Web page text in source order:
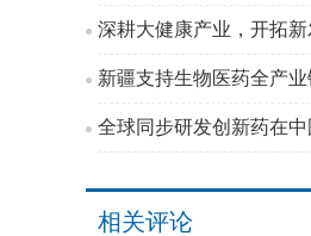
深耕大健康产业，开拓
新疆支持生物医药全产
全球同步研发创新药在
相关评论